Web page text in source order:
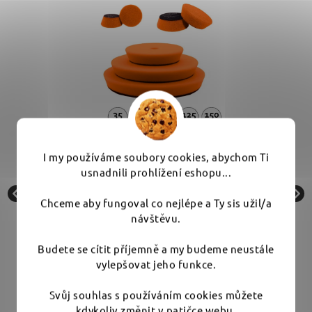
I my používáme soubory cookies, abychom Ti
usnadnili prohlížení eshopu...
Chceme aby fungoval co nejlépe a Ty sis užil/a
návštěvu.
Budete se cítit příjemně a my budeme neustále
vylepšovat jeho funkce.
Svůj souhlas s používáním cookies můžete
jednokrokové leštící kotouče
Skladem
od 149 Kč
DETAIL